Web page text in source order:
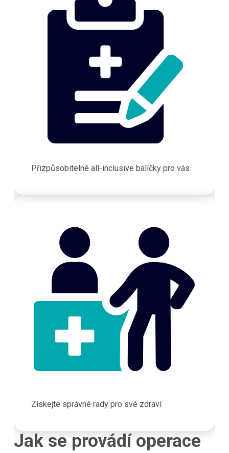
Přizpůsobitelné all-inclusive balíčky pro vás
Získejte správné rady pro své zdraví
Jak se provádí operace